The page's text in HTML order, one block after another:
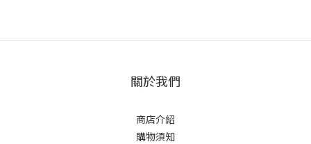
關於我們
商店介紹
購物須知